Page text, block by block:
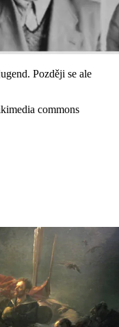
Později se ale
commons